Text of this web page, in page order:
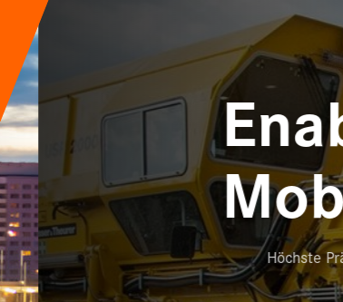
Höchste